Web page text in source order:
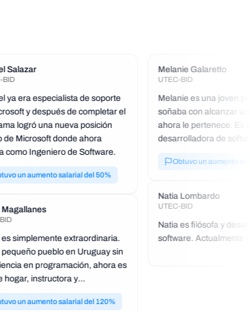
Salazar
BID
ya era especialista de soporte
y después de completar el
logró una nueva posición
de Microsoft donde ahora
como Ingeniero de Software.
un aumento salarial del 50%
simplemente extraordinaria.
pequeño pueblo en Uruguay sin
en programación, ahora es
hogar, instructora y
de programa.
un aumento salarial del 120%
Melanie Galaretto
UTEC-BID
Melanie es una joven
soñaba con alcanzar
ahora le pertenece. Es
desarrolladora de
empresa de software
Obtuvo un aumento
Natia Lombardo
UTEC-BID
Natia es filósofa y
software. Actualmente